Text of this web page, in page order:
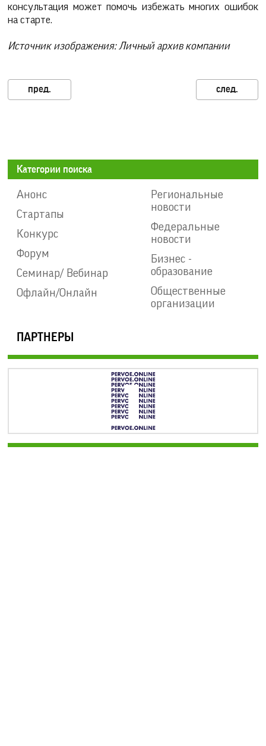
консультация может помочь избежать многих ошибок
на старте.
Источник изображения: Личный архив компании
Категории поиска
Анонс
Стартапы
Конкурс
Форум
Семинар/ Вебинар
Офлайн/Онлайн
Региональные
новости
Федеральные
новости
Бизнес -
образование
Общественные
организации
ПАРТНЕРЫ